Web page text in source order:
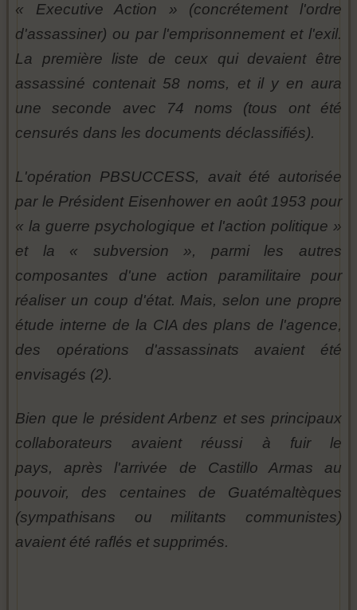
« Executive Action » (concrétement l'ordre
d'assassiner) ou par l'emprisonnement et l'exil.
La première liste de ceux qui devaient être
assassiné contenait 58 noms, et il y en aura
une seconde avec 74 noms (tous ont été
censurés dans les documents déclassifiés).
L'opération PBSUCCESS, avait été autorisée
par le Président Eisenhower en août 1953 pour
« la guerre psychologique et l'action politique »
et la « subversion », parmi les autres
composantes d'une action paramilitaire pour
réaliser un coup d'état. Mais, selon une propre
étude interne de la CIA des plans de l'agence,
des opérations d'assassinats avaient été
envisagés (2).
Bien que le président Arbenz et ses principaux
collaborateurs avaient réussi à fuir le
pays, après l'arrivée de Castillo Armas au
pouvoir, des centaines de Guatémaltèques
(sympathisans ou militants communistes)
avaient été raflés et supprimés.